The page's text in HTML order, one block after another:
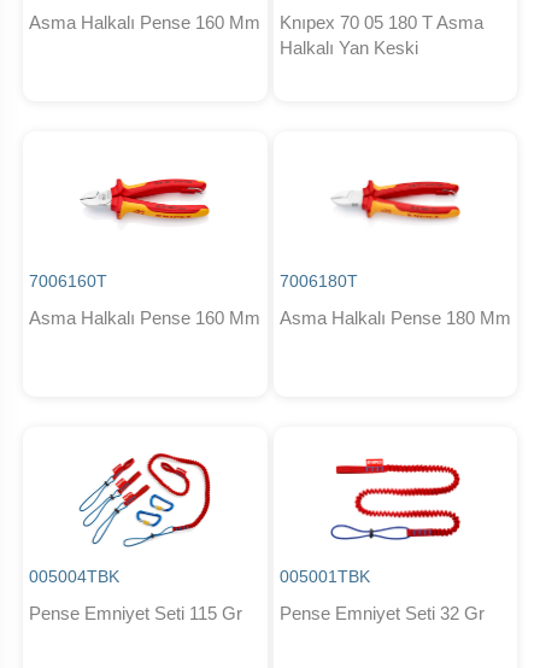
Asma Halkalı Pense 160 Mm
Knıpex 70 05 180 T Asma
Halkalı Yan Keski
7006160T
Asma Halkalı Pense 160 Mm
7006180T
Asma Halkalı Pense 180 Mm
005004TBK
Pense Emniyet Seti 115 Gr
005001TBK
Pense Emniyet Seti 32 Gr